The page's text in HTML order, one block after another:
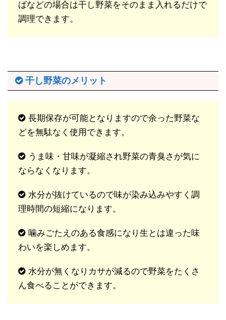
ばなどの場合は干し野菜をそのまま入れるだけで
調理できます。
干し野菜のメリット
長期保存が可能となりますので余った野菜な
どを無駄なく使用できます。
うま味・甘味が凝縮され野菜の青臭さが気に
ならなくなります。
水分が抜けているので味が染み込みやすく調
理時間の短縮になります。
噛みごたえのある食感になり生とは違った味
わいを楽しめます。
水分が無くなりカサが減るので野菜をたくさ
ん食べることができます。